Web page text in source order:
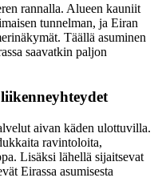
rannalla. Alueen kauniit
tunnelman, ja Eiran
Täällä asuminen
saavatkin paljon
aivan käden ulottuvilla.
ravintoloita,
Lisäksi lähellä sijaitsevat
Eirassa asumisesta